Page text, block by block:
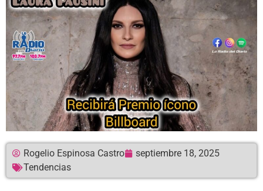
Rogelio Espinosa Castro
septiembre 18, 2025
Tendencias